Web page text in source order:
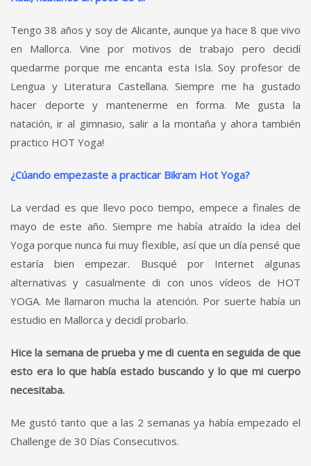
Tengo 38 años y soy de Alicante, aunque ya hace 8 que vivo
en Mallorca. Vine por motivos de trabajo pero decidí
quedarme porque me encanta esta Isla. Soy profesor de
Lengua y Literatura Castellana. Siempre me ha gustado
hacer deporte y mantenerme en forma. Me gusta la
natación, ir al gimnasio, salir a la montaña y ahora también
practico HOT Yoga!
¿Cúando empezaste a practicar Bikram Hot Yoga?
La verdad es que llevo poco tiempo, empece a finales de
mayo de este año. Siempre me había atraído la idea del
Yoga porque nunca fui muy flexible, así que un día pensé que
estaría bien empezar. Busqué por Internet algunas
alternativas y casualmente di con unos vídeos de HOT
YOGA. Me llamaron mucha la atención. Por suerte había un
estudio en Mallorca y decidí probarlo.
Hice la semana de prueba y me di cuenta en seguida de que
esto era lo que había estado buscando y lo que mi cuerpo
necesitaba.
Me gustó tanto que a las 2 semanas ya había empezado el
Challenge de 30 Días Consecutivos.